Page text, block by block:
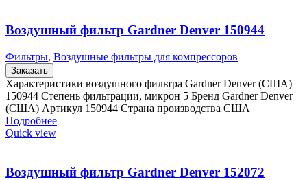
Воздушный фильтр Gardner Denver 150944
Фильтры, Воздушные фильтры для компрессоров
Заказать
Характеристики воздушного фильтра Gardner Denver (США)
150944 Степень фильтрации, микрон 5 Бренд Gardner Denver
(США) Артикул 150944 Страна производства США
Подробнее
Quick view
Воздушный фильтр Gardner Denver 152072